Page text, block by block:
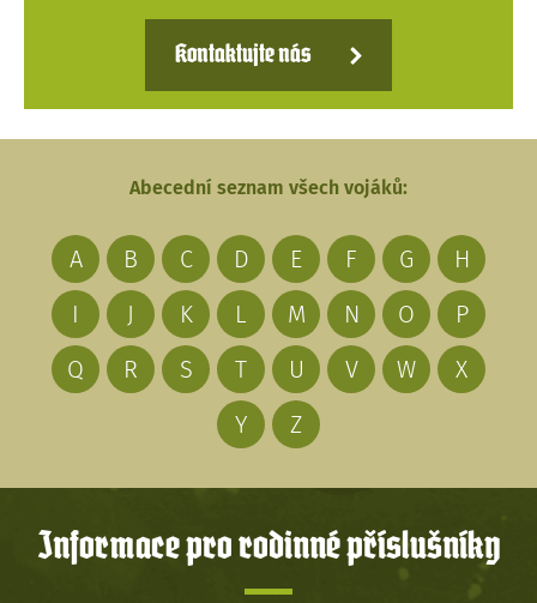
Kontaktujte nás
Abecední seznam všech vojáků:
A B C D E F G
H
I
J K L M N O
P
Q
R S T U V W
X
Y
Z
Informace pro rodinné příslušníky